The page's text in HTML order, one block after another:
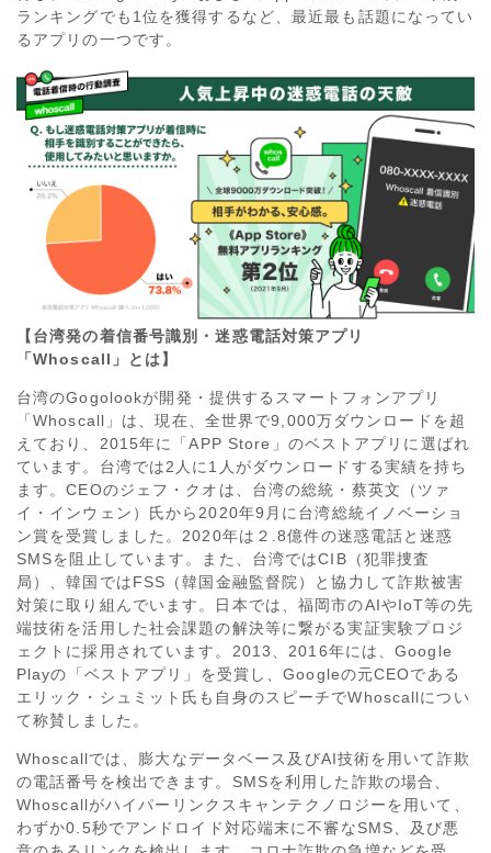
ランキングでも1位を獲得するなど、最近最も話題になってい
るアプリの一つです。
【台湾発の着信番号識別・迷惑電話対策アプリ
「Whoscall」とは】
台湾のGogolookが開発・提供するスマートフォンアプリ
「Whoscall」は、現在、全世界で9,000万ダウンロードを超
えており、2015年に「APP Store」のベストアプリに選ばれ
ています。台湾では2人に1人がダウンロードする実績を持ち
ます。CEOのジェフ・クオは、台湾の総統・蔡英文（ツァ
イ・インウェン）氏から2020年9月に台湾総統イノベーショ
ン賞を受賞しました。2020年は２.8億件の迷惑電話と迷惑
SMSを阻止しています。また、台湾ではCIB（犯罪捜査
局）、韓国ではFSS（韓国金融監督院）と協力して詐欺被害
対策に取り組んでいます。日本では、福岡市のAIやIoT等の先
端技術を活用した社会課題の解決等に繋がる実証実験プロジ
ェクトに採用されています。2013、2016年には、Google
Playの「ベストアプリ」を受賞し、Googleの元CEOである
エリック・シュミット氏も自身のスピーチでWhoscallについ
て称賛しました。
Whoscallでは、膨大なデータベース及びAI技術を用いて詐欺
の電話番号を検出できます。SMSを利用した詐欺の場合、
Whoscallがハイパーリンクスキャンテクノロジーを用いて、
わずか0.5秒でアンドロイド対応端末に不審なSMS、及び悪